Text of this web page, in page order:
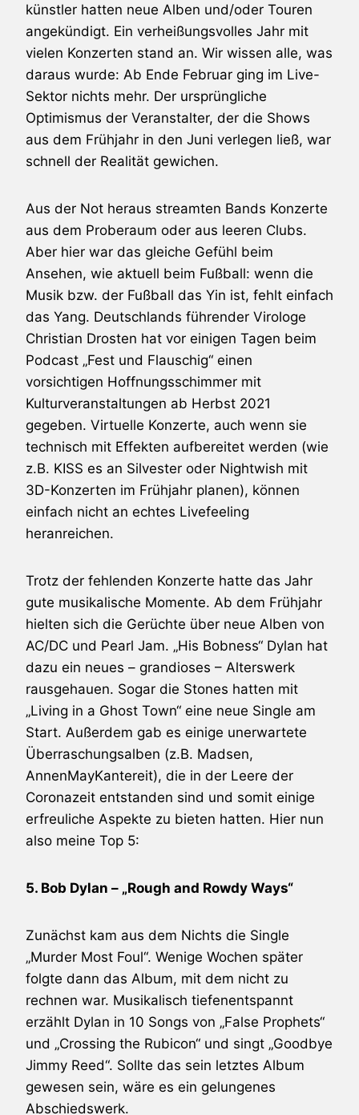
künstler hatten neue Alben und/oder Touren
angekündigt. Ein verheißungsvolles Jahr mit
vielen Konzerten stand an. Wir wissen alle, was
daraus wurde: Ab Ende Februar ging im Live-
Sektor nichts mehr. Der ursprüngliche
Optimismus der Veranstalter, der die Shows
aus dem Frühjahr in den Juni verlegen ließ, war
schnell der Realität gewichen.
Aus der Not heraus streamten Bands Konzerte
aus dem Proberaum oder aus leeren Clubs.
Aber hier war das gleiche Gefühl beim
Ansehen, wie aktuell beim Fußball: wenn die
Musik bzw. der Fußball das Yin ist, fehlt einfach
das Yang. Deutschlands führender Virologe
Christian Drosten hat vor einigen Tagen beim
Podcast „Fest und Flauschig“ einen
vorsichtigen Hoffnungsschimmer mit
Kulturveranstaltungen ab Herbst 2021
gegeben. Virtuelle Konzerte, auch wenn sie
technisch mit Effekten aufbereitet werden (wie
z.B. KISS es an Silvester oder Nightwish mit
3D-Konzerten im Frühjahr planen), können
einfach nicht an echtes Livefeeling
heranreichen.
Trotz der fehlenden Konzerte hatte das Jahr
gute musikalische Momente. Ab dem Frühjahr
hielten sich die Gerüchte über neue Alben von
AC/DC und Pearl Jam. „His Bobness“ Dylan hat
dazu ein neues – grandioses – Alterswerk
rausgehauen. Sogar die Stones hatten mit
„Living in a Ghost Town“ eine neue Single am
Start. Außerdem gab es einige unerwartete
Überraschungsalben (z.B. Madsen,
AnnenMayKantereit), die in der Leere der
Coronazeit entstanden sind und somit einige
erfreuliche Aspekte zu bieten hatten. Hier nun
also meine Top 5:
5. Bob Dylan – „Rough and Rowdy Ways“
Zunächst kam aus dem Nichts die Single
„Murder Most Foul“. Wenige Wochen später
folgte dann das Album, mit dem nicht zu
rechnen war. Musikalisch tiefenentspannt
erzählt Dylan in 10 Songs von „False Prophets“
und „Crossing the Rubicon“ und singt „Goodbye
Jimmy Reed“. Sollte das sein letztes Album
gewesen sein, wäre es ein gelungenes
Abschiedswerk.